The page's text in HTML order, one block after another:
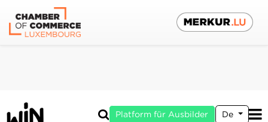
Platform für Ausbilder De